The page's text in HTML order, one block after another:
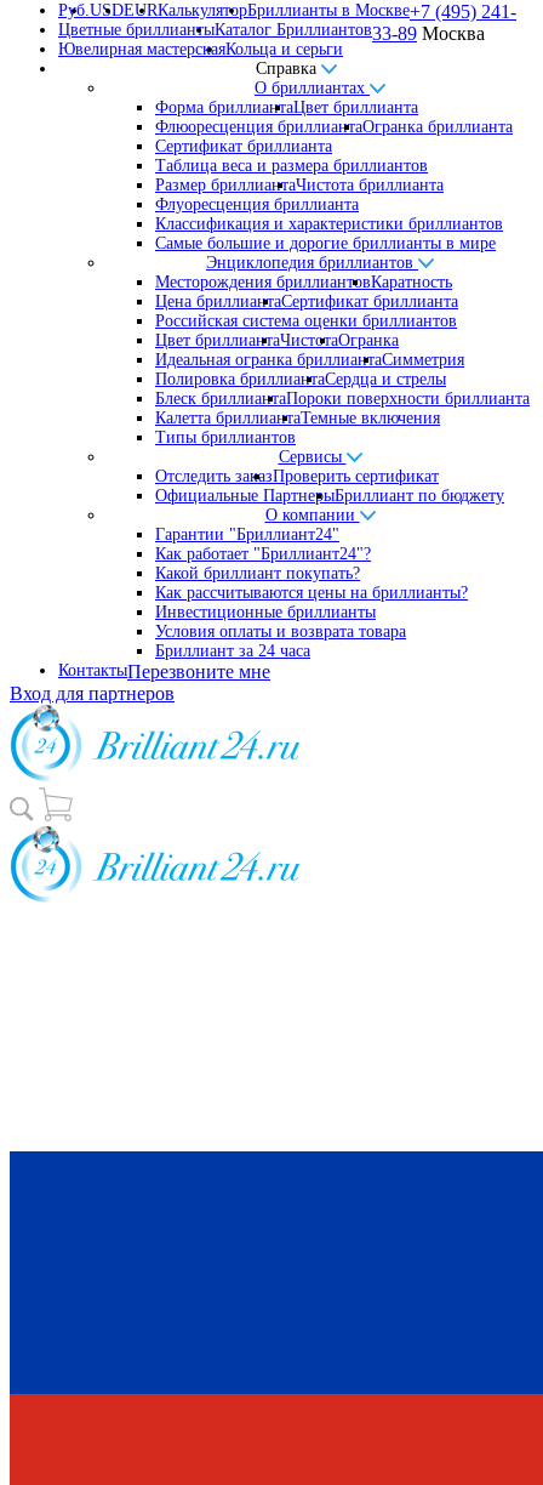
Руб.USDEURКалькуляторБриллианты в Москве
Цветные бриллиантыКаталог Бриллиантов
Ювелирная мастерскаяКольца и серьги
Справка
О бриллиантах
Форма бриллиантаЦвет бриллианта
Флюоресценция бриллиантаОгранка бриллианта
Сертификат бриллианта
Таблица веса и размера бриллиантов
Размер бриллиантаЧистота бриллианта
Флуоресценция бриллианта
Классификация и характеристики бриллиантов
Самые большие и дорогие бриллианты в мире
Энциклопедия бриллиантов
Месторождения бриллиантовКаратность
Цена бриллиантаСертификат бриллианта
Российская система оценки бриллиантов
Цвет бриллиантаЧистотаОгранка
Идеальная огранка бриллиантаСимметрия
Полировка бриллиантаСердца и стрелы
Блеск бриллиантаПороки поверхности бриллианта
Калетта бриллиантаТемные включения
Типы бриллиантов
Сервисы
Отследить заказПроверить сертификат
Официальные ПартнерыБриллиант по бюджету
О компании
Гарантии "Бриллиант24"
Как работает "Бриллиант24"?
Какой бриллиант покупать?
Как рассчитываются цены на бриллианты?
Инвестиционные бриллианты
Условия оплаты и возврата товара
Бриллиант за 24 часа
Контакты
+7 (495) 241-
33-89 Москва
Перезвоните мне
Вход для партнеров